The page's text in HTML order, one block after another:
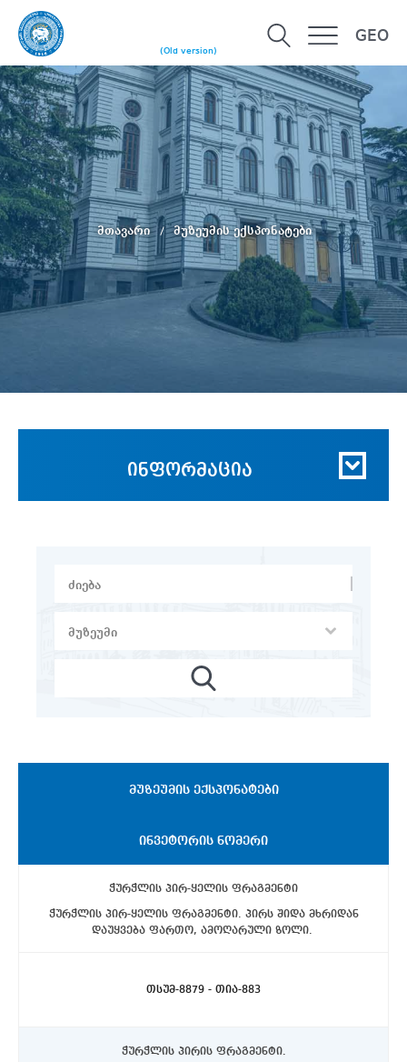
(Old version)
GEO
მთავარი მუზეუმის ექსპონატები
ინფორმაცია
ᲛᲣᲖᲔᲣᲛᲘᲡ ᲔᲥᲡᲞᲝᲜᲐᲢᲔᲑᲘ
ᲘᲜᲕᲔᲢᲝᲠᲘᲡ ᲜᲝᲛᲔᲠᲘ
ჭურჭლის პირ-ყელის ფრაგმენტი
ჭურჭლის პირ-ყელის ფრაგმენტი. პირს შიდა მხრიდან
დაუყვება ფართო, ამოღარული ზოლი.
თსუმ-8879 - თია-883
ჭურჭლის პირის ფრაგმენტი.